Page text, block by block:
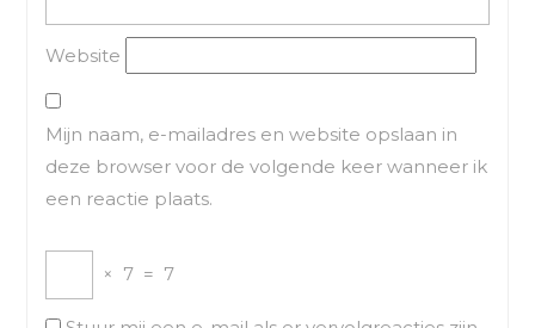
Website
Mijn naam, e-mailadres en website opslaan in
deze browser voor de volgende keer wanneer ik
een reactie plaats.
× 7 = 7